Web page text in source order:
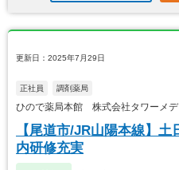
更新日：2025年7月29日
正社員 調剤薬局
ひので薬局本館 株式会社タワーメデ
【尾道市/JR山陽本線】
内研修充実